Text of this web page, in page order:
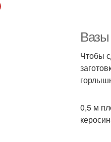
Вазы
Чтобы
0,5 м